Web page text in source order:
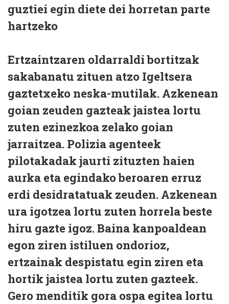
guztiei egin diete dei horretan parte
hartzeko
Ertzaintzaren oldarraldi bortitzak
sakabanatu zituen atzo Igeltsera
gaztetxeko neska-mutilak. Azkenean
goian zeuden gazteak jaistea lortu
zuten ezinezkoa zelako goian
jarraitzea. Polizia agenteek
pilotakadak jaurti zituzten haien
aurka eta egindako beroaren erruz
erdi desidratatuak zeuden. Azkenean
ura igotzea lortu zuten horrela beste
hiru gazte igoz. Baina kanpoaldean
egon ziren istiluen ondorioz,
ertzainak despistatu egin ziren eta
hortik jaistea lortu zuten gazteek.
Gero menditik gora ospa egitea lortu